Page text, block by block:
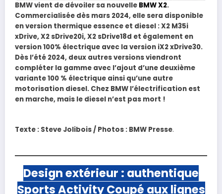
BMW vient de dévoiler sa nouvelle BMW X2.
Commercialisée dès mars 2024, elle sera disponible
en version thermique essence et diesel : X2 M35i
xDrive, X2 sDrive20i, X2 sDrive18d et également en
version 100% électrique avec la version iX2 xDrive30.
Dès l’été 2024, deux autres versions viendront
compléter la gamme avec l’ajout d’une deuxième
variante 100 % électrique ainsi qu’une autre
motorisation diesel. Chez BMW l’électrification est
en marche, mais le diesel n’est pas mort !
Texte : Steve Jolibois / Photos : BMW Presse.
Design extérieur : authentique
Sports Activity Coupé aux lignes